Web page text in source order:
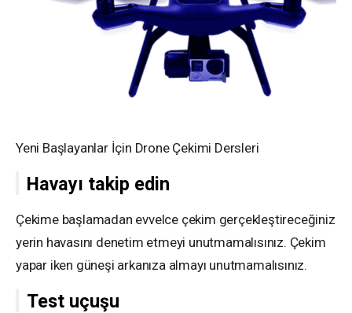
Yeni Başlayanlar İçin Drone Çekimi Dersleri
Havayı takip edin
Çekime başlamadan evvelce çekim gerçekleştireceğiniz
yerin havasını denetim etmeyi unutmamalısınız. Çekim
yapar iken güneşi arkanıza almayı unutmamalısınız.
Test uçuşu